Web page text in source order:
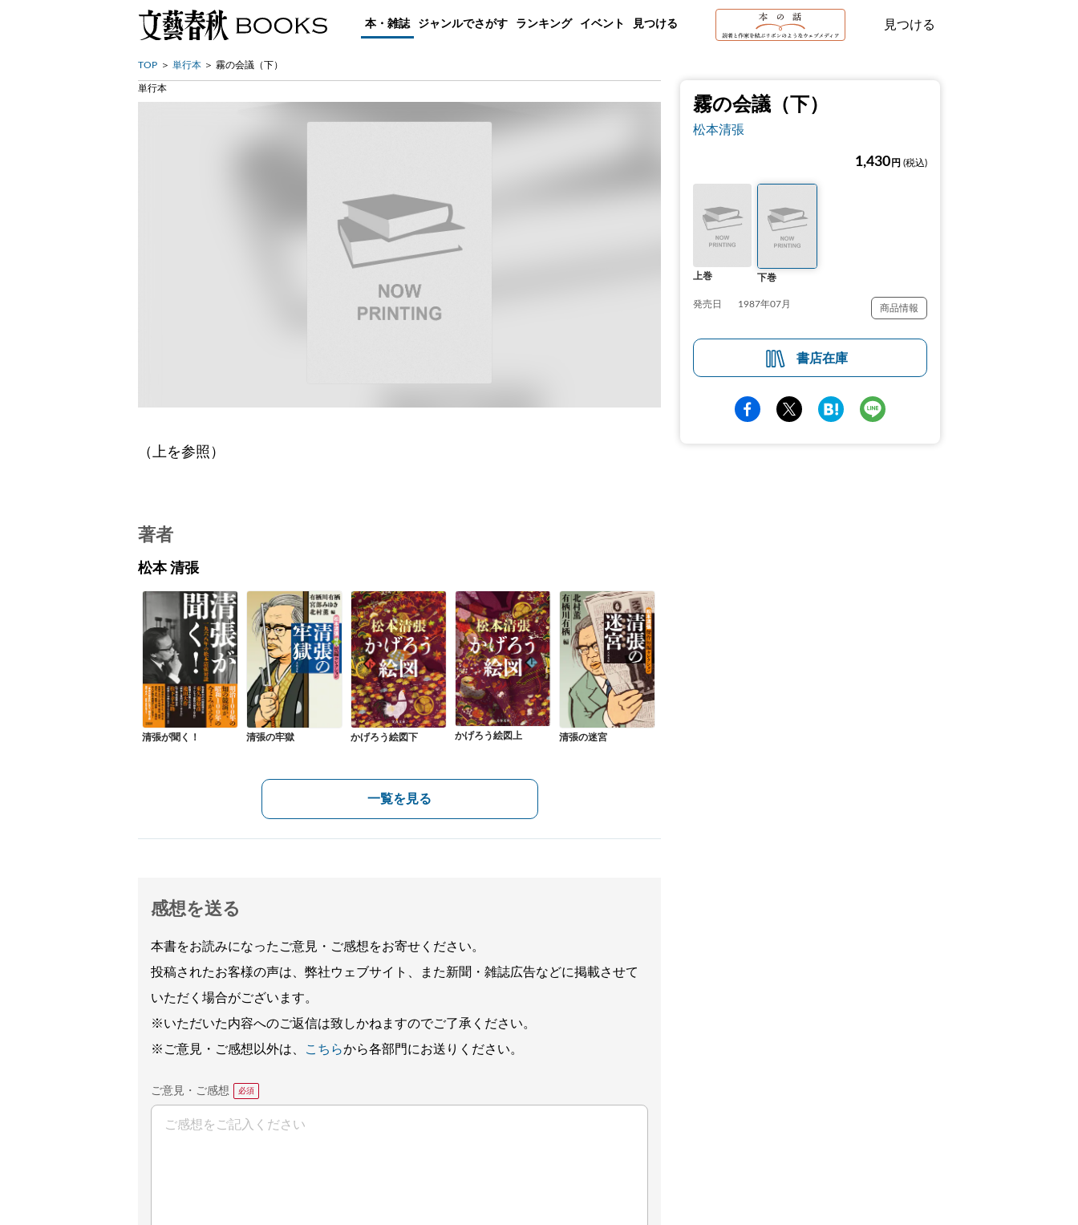
本・雑誌 ジャンルでさがす ランキング イベント 見つける 見つける
TOP 単行本 霧の会議（下）
霧の会議（下）
松本清張
1,430 円 (税込)
上巻 下巻
発売日 1987年07月 商品情報
書店在庫
単行本
（上を参照）
著者
松本 清張
清張が聞く！ 清張の牢獄 かげろう絵図下 かげろう絵図上 清張の迷宮
一覧を見る
感想を送る
本書をお読みになったご意見・ご感想をお寄せください。
投稿されたお客様の声は、弊社ウェブサイト、また新聞・雑誌広告などに掲載させて
いただく場合がございます。
※いただいた内容へのご返信は致しかねますのでご了承ください。
※ご意見・ご感想以外は、
こちらから各部門にお送りください。
ご意見・ご感想